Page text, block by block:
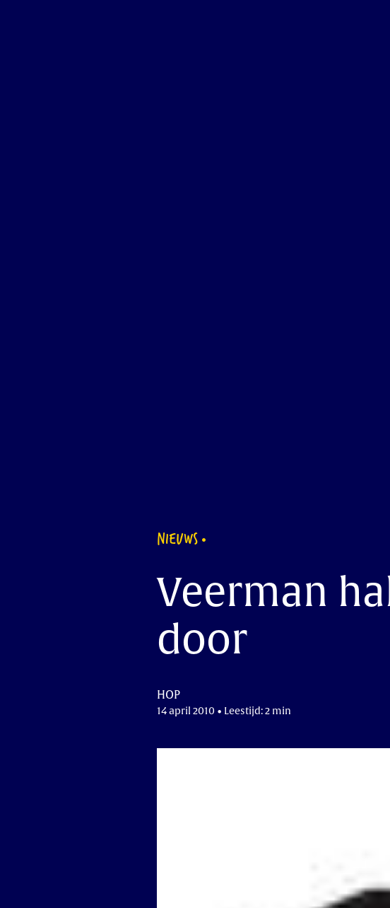
NIEUWS
Veerman
door
HOP
14 april 2010 • Leestijd: 2 min